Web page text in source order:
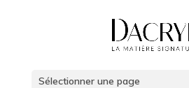
Sélectionner une page